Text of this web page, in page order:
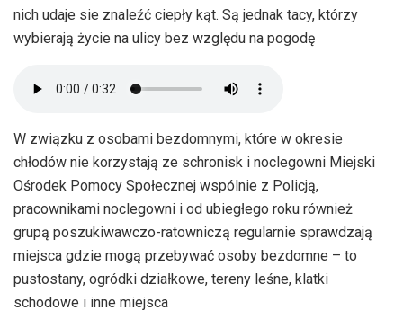
nich udaje sie znaleźć ciepły kąt. Są jednak tacy, którzy
wybierają życie na ulicy bez względu na pogodę
W związku z osobami bezdomnymi, które w okresie
chłodów nie korzystają ze schronisk i noclegowni Miejski
Ośrodek Pomocy Społecznej wspólnie z Policją,
pracownikami noclegowni i od ubiegłego roku również
grupą poszukiwawczo-ratowniczą regularnie sprawdzają
miejsca gdzie mogą przebywać osoby bezdomne – to
pustostany, ogródki działkowe, tereny leśne, klatki
schodowe i inne miejsca